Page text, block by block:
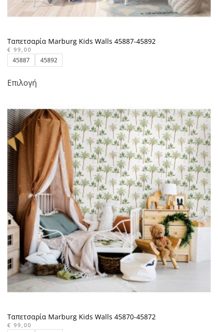
Ταπετσαρία Marburg Kids Walls 45887-45892
€ 99,00
45887 45892
Επιλογή
έχει
πολλαπλές
παραλλαγές.
Οι
επιλογές
μπορούν
να
επιλεγούν
στη
σελίδα
του
προϊόντος
Ταπετσαρία Marburg Kids Walls 45870-45872
€ 99,00